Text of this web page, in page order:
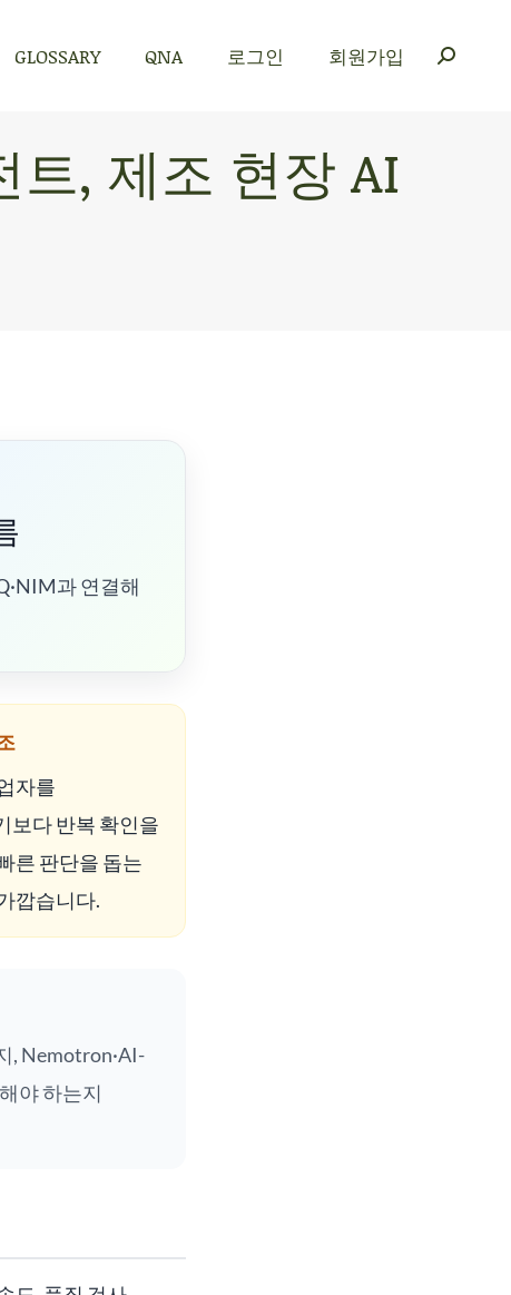
GLOSSARY QNA 로그인 회원가입
트, 제조 현장 AI
과 연결해
자를
보다 반복 확인을
른 판단을 돕는
깝습니다.
, Nemotron·AI-
야 하는지
로그인 회원가입